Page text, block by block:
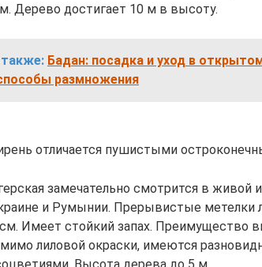
Дерево достигает 10 м в высоту.
Бадан: посадка и уход в
размножения
отличается пушистыми
замечательно смотрится в живой
и Румынии. Прерывистые метелки
Имеет стойкий запах. Преимущество
лиловой окраски, имеются
Высота дерева до 5 м.